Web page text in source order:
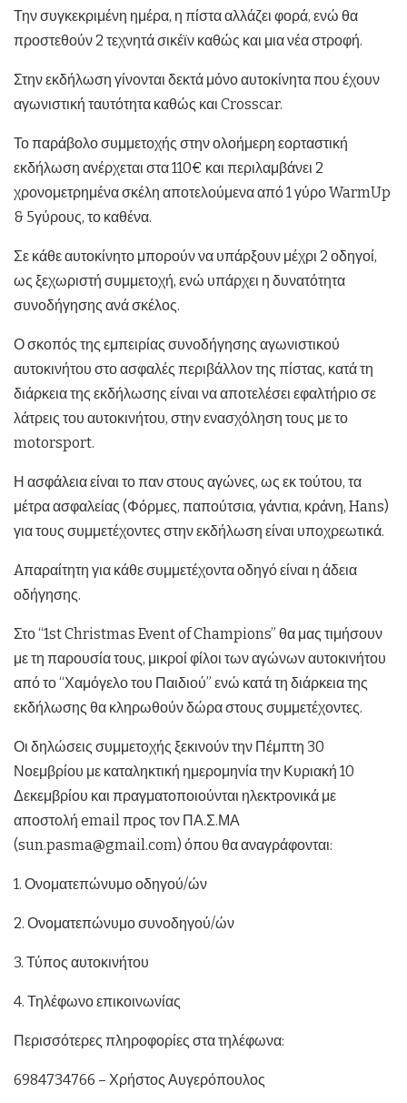
Την συγκεκριμένη ημέρα, η πίστα αλλάζει φορά, ενώ θα
προστεθούν 2 τεχνητά σικέϊν καθώς και μια νέα στροφή.
Στην εκδήλωση γίνονται δεκτά μόνο αυτοκίνητα που έχουν
αγωνιστική ταυτότητα καθώς και Crosscar.
Το παράβολο συμμετοχής στην ολοήμερη εορταστική
εκδήλωση ανέρχεται στα 110€ και περιλαμβάνει 2
χρονομετρημένα σκέλη αποτελούμενα από 1 γύρο WarmUp
& 5γύρους, το καθένα.
Σε κάθε αυτοκίνητο μπορούν να υπάρξουν μέχρι 2 οδηγοί,
ως ξεχωριστή συμμετοχή, ενώ υπάρχει η δυνατότητα
συνοδήγησης ανά σκέλος.
Ο σκοπός της εμπειρίας συνοδήγησης αγωνιστικού
αυτοκινήτου στο ασφαλές περιβάλλον της πίστας, κατά τη
διάρκεια της εκδήλωσης είναι να αποτελέσει εφαλτήριο σε
λάτρεις του αυτοκινήτου, στην ενασχόληση τους με το
motorsport.
Η ασφάλεια είναι το παν στους αγώνες, ως εκ τούτου, τα
μέτρα ασφαλείας (Φόρμες, παπούτσια, γάντια, κράνη, Hans)
για τους συμμετέχοντες στην εκδήλωση είναι υποχρεωτικά.
Aπαραίτητη για κάθε συμμετέχοντα οδηγό είναι η άδεια
οδήγησης.
Στο “1st Christmas Event of Champions” θα μας τιμήσουν
με τη παρουσία τους, μικροί φίλοι των αγώνων αυτοκινήτου
από το “Χαμόγελο του Παιδιού” ενώ κατά τη διάρκεια της
εκδήλωσης θα κληρωθούν δώρα στους συμμετέχοντες.
Οι δηλώσεις συμμετοχής ξεκινούν την Πέμπτη 30
Νοεμβρίου με καταληκτική ημερομηνία την Κυριακή 10
Δεκεμβρίου και πραγματοποιούνται ηλεκτρονικά με
αποστολή email προς τον ΠΑ.Σ.ΜΑ
(sun.pasma@gmail.com) όπου θα αναγράφονται:
1. Ονοματεπώνυμο οδηγού/ών
2. Ονοματεπώνυμο συνοδηγού/ών
3. Τύπος αυτοκινήτου
4. Τηλέφωνο επικοινωνίας
Περισσότερες πληροφορίες στα τηλέφωνα:
6984734766 – Χρήστος Αυγερόπουλος